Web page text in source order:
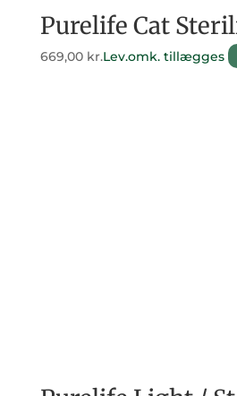
Purelife Cat
669,00 kr.Lev.omk. tillægges